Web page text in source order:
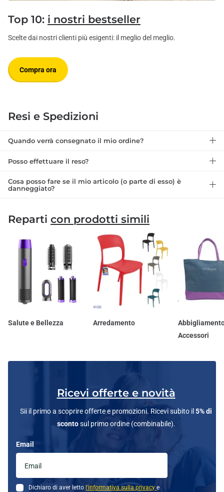
Top 10: i nostri bestseller
Scelte dai nostri clienti più esigenti: il meglio del meglio.
Compra ora
Resi e Spedizioni
Quando verrà consegnato il mio ordine?
Posso effettuare il reso?
Cosa posso fare se il mio articolo (o parte di esso) è
danneggiato?
Reparti con prodotti simili
Salute e Bellezza Arredamento
Accessori
Ricevi offerte e novità
Sii il primo a scoprire offerte e promozioni. Ricevi subito il 5% di
scontosul primo ordine (combinabile).
Email
Dichiaro di aver letto l'informativa sulla privacye